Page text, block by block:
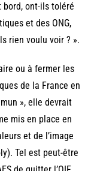
bord, ont-ils toléré
et des ONG,
rien voulu voir ? ».
ou à fermer les
de la France en
», elle devrait
mis en place en
et de l’image
Tel est peut-être